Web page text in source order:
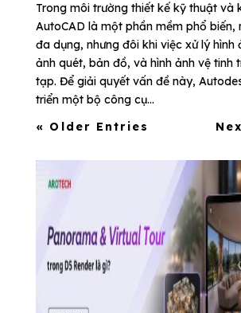
Trong môi trường thiết kế kỹ thuật và
AutoCAD là một phần mềm phổ biến,
đa dụng, nhưng đôi khi việc xử lý hình
ảnh quét, bản đồ, và hình ảnh vệ tinh
tạp. Để giải quyết vấn đề này,
triển một bộ công cụ...
« Older Entries